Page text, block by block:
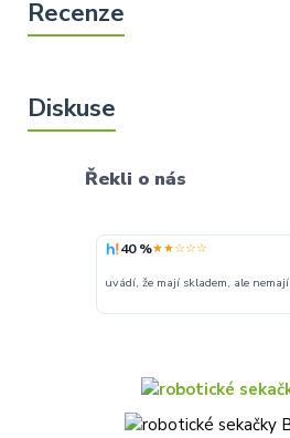
Řekli o nás
40 %★★☆☆☆
uvádí, že mají skladem, ale nemají